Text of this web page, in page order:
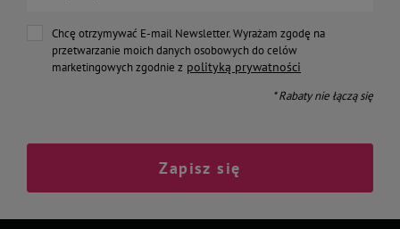
Chcę otrzymywać E-mail Newsletter. Wyrażam zgodę na
przetwarzanie moich danych osobowych do celów
marketingowych zgodnie z polityką prywatności
* Rabaty nie łączą się
Zapisz się